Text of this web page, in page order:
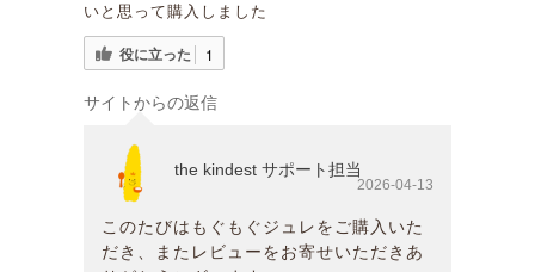
いと思って購入しました
役に立った 1
サイトからの返信
the kindest サポート担当
2026-04-13
このたびはもぐもぐジュレをご購入いた
だき、またレビューをお寄せいただきあ